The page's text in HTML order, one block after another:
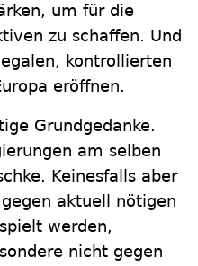
um für die
zu schaffen. Und
kontrollierten
eröffnen.
Grundgedanke.
am selben
Keinesfalls aber
aktuell nötigen
werden,
nicht gegen